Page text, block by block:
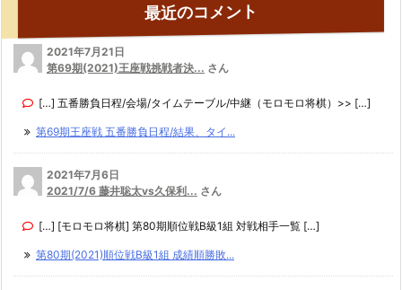
最近のコメント
2021年7月21日
第69期(2021)王座戦挑戦者決... さん
[…] 五番勝負日程/会場/タイムテーブル/中継（モロモロ将棋）>> […]
第69期王座戦 五番勝負日程/結果、タイ...
2021年7月6日
2021/7/6 藤井聡太vs久保利... さん
[…] [モロモロ将棋] 第80期順位戦B級1組 対戦相手一覧 […]
第80期(2021)順位戦B級1組 成績順勝敗...